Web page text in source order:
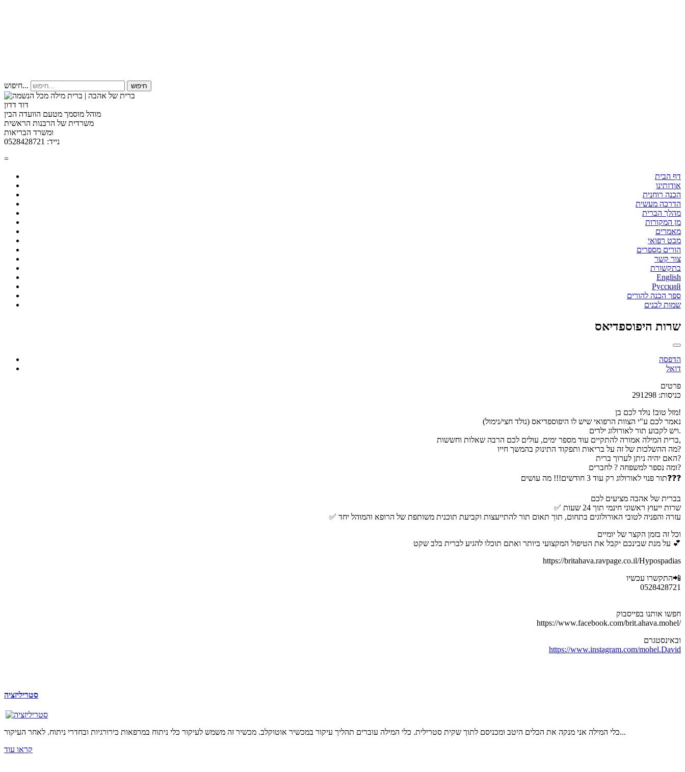
חיפוש... חיפוש
דוד דדון
מוהל מוסמך מטעם הוועדה הבין
משרדית של הרבנות הראשית
ומשרד הבריאות
נייד: 0528428721
=
דף הבית
אודותינו
הכנה רוחנית
הדרכה מעשית
מהלך הברית
מן המקורות
מאמרים
מבט רפואי
הורים מספרים
צור קשר
בתקשורת
English
Русский
ספר הכנה להורים
שמות לבנים
שרות היפוספדיאס
הדפסה
דואל
פרטים
כניסות: 291298
מזל טוב! נולד לכם בן!
נאמר לכם ע"י הצוות הרפואי שיש לו היפוספדיאס (נולד חצי/נימול)
ויש לקבוע תור לאורולוג ילדים.
ברית המילה אמורה להתקיים עוד מספר ימים, עולים לכם הרבה שאלות וחששות,
מה ההשלכות של זה על בריאות ותפקוד התינוק בהמשך חייו?
האם יהיה ניתן לערוך ברית?
ומה נספר למשפחה ? לחברים?
תור פנוי לאורולוג רק עוד 3 חודשים!!! מה עושים❓❓❓
בברית של אהבה מציעים לכם
✅ שרות ייעוץ ראשוני חינמי תוך 24 שעות
✅ עזרה והפניה לטובי האורולוגים בתחום, תוך תאום תור להתייעצות וקביעת תוכנית משותפת של הרופא והמוהל יחד
וכל זה בזמן הקצר של יומיים
על מנת שבינכם יקבל את הטיפול המקצועי ביותר ואתם תוכלו להגיע לברית בלב שקט 💕
https://britahava.ravpage.co.il/Hypospadias
התקשרו עכשיו📲
0528428721
חפשו אותנו בפייסבוק
https://www.facebook.com/brit.ahava.mohel/
ובאינסטגרם
https://www.instagram.com/mohel.David
סטריליזציה
כלי המילה אני מנקה את הכלים היטב ומכניסם לתוך שקית סטרילית. כלי המילה עוברים תהליך עיקור במכשיר אוטוקלב. מכשיר זה משמש לעיקור כלי ניתוח במרפאות כירורגיות ובחדרי ניתוח. לאחר העיקור...
קראו עוד